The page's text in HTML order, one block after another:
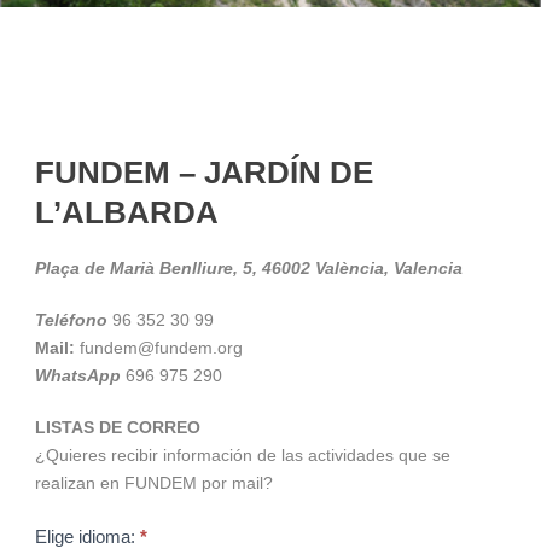
FUNDEM – JARDÍN DE
L’ALBARDA
Plaça de Marià Benlliure, 5, 46002 València, Valencia
Teléfono 96 352 30 99
Mail: fundem@fundem.org
WhatsApp 696 975 290
LISTAS DE CORREO
¿Quieres recibir información de las actividades que se
realizan en FUNDEM por mail?
Elige idioma: *